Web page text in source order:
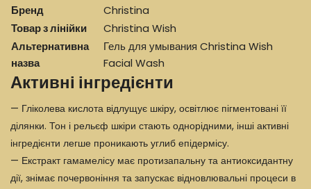
Бренд
Christina
Товар з лінійки
Christina Wish
Альтернативна
назва
Гель для умывания Christina Wish
Facial Wash
Активні інгредієнти
— Гліколева кислота відлущує шкіру, освітлює пігментовані її
ділянки. Тон і рельєф шкіри стають однорідними, інші активні
інгредієнти легше проникають углиб епідермісу.
— Екстракт гамамелісу має протизапальну та антиоксидантну
дії, знімає почервоніння та запускає відновлювальні процеси в